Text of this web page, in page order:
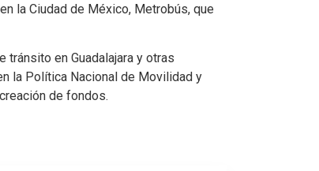
la Ciudad de México, Metrobús, que
en Guadalajara y otras
la Política Nacional de Movilidad y
de fondos.